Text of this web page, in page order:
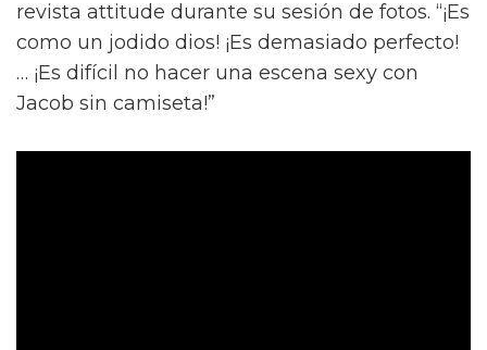
revista attitude durante su sesión de fotos. “¡Es
como un jodido dios! ¡Es demasiado perfecto!
… ¡Es difícil no hacer una escena sexy con
Jacob sin camiseta!”